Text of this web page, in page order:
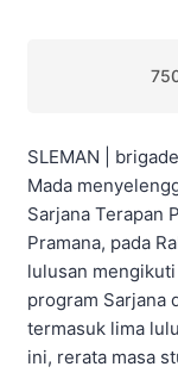
SLEMAN |
Mada
Sarjana Terapan
Pramana, pada
lulusan
program Sarjana
termasuk lima
ini, rerata masa